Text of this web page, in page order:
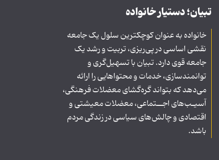
تبیان؛ دستیار خانواده
خانواده به عنوان کوچکترین سلول یک جامعه
نقشی اساسی در پی‌ریزی، تربیت و رشد یک
جامعه قوی دارد. تبیان با تسهیل‌گری و
توانمندسازی، خدمات و محتواهایی را ارائه
می‌دهد که بتواند گره‌گشای معضلات فرهنگی،
آسیـب‌های اجــتماعی، معضلات معیشتی و
اقتصادی و چالش‌های سیاسی در زندگی مردم
باشد.